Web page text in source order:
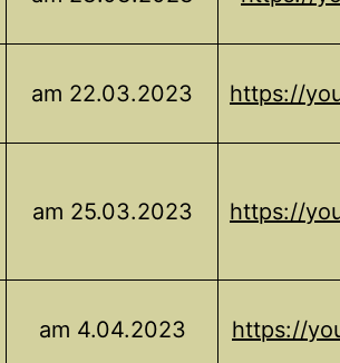
am 22.03.2023 https://
am 25.03.2023 https://
am 4.04.2023 https://